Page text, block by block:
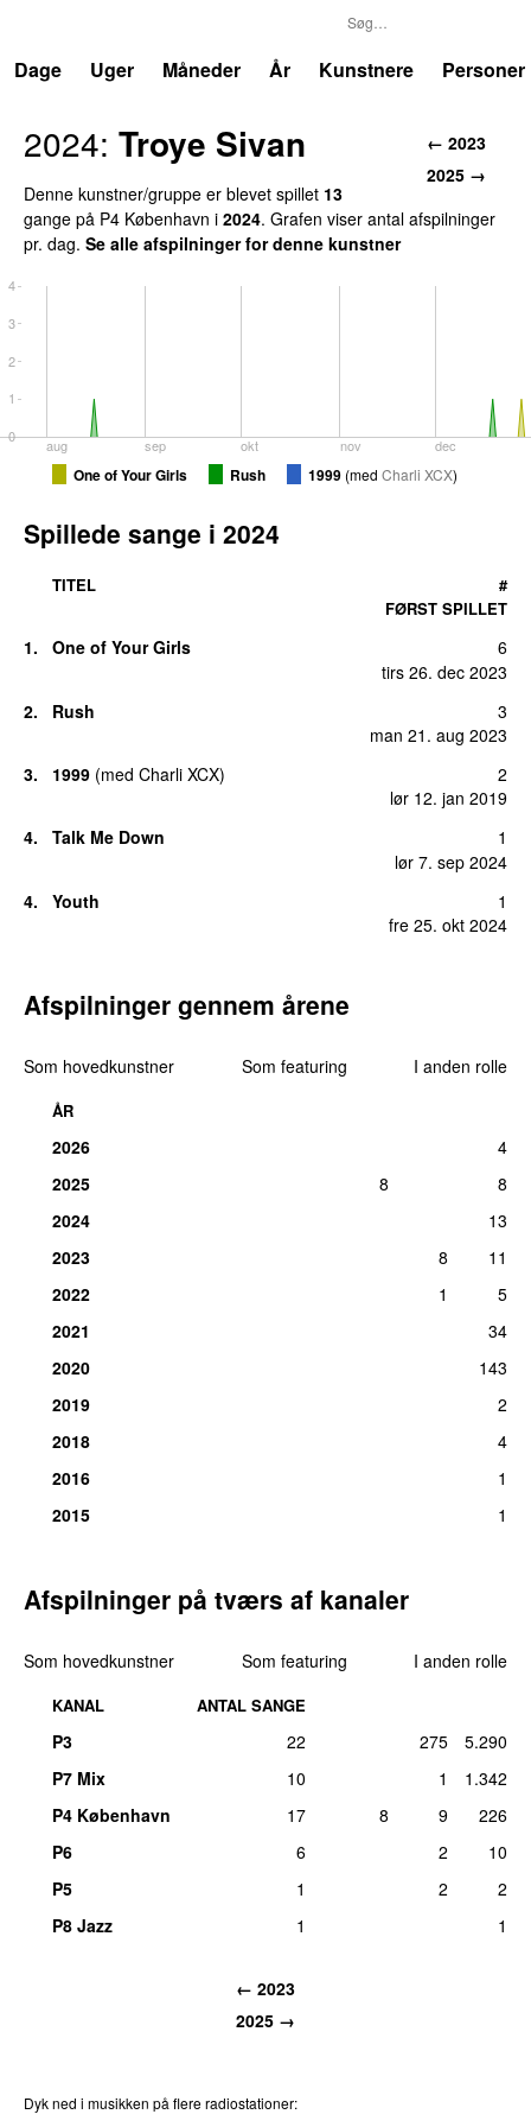
Dage
Uger Måneder År Kunstnere Personer
← 2023
2025 →
2024: Troye Sivan
Denne kunstner/gruppe er blevet spillet 13
gange på P4 København i 2024. Grafen viser antal afspilninger
pr. dag. Se alle afspilninger for denne kunstner
aug sep okt nov dec
0
1
2
3
4
One of Your Girls Rush 1999 (med Charli XCX)
Spillede sange i 2024
TITEL
FØRST SPILLET
#
1.
One of Your Girls
tirs 26. dec 2023
6
2.
Rush
man 21. aug 2023
3
3. 1999 (med Charli XCX)
lør 12. jan 2019
2
4.
Talk Me Down
lør 7. sep 2024
1
4.
Youth
fre 25. okt 2024
1
Afspilninger gennem årene
Som hovedkunstner Som featuring I anden rolle
ÅR
2026
4
2025
8
8
2024
13
2023
8
11
2022
1
5
2021
34
2020
143
2019
2
2018
4
2016
1
2015
1
Afspilninger på tværs af kanaler
Som hovedkunstner Som featuring I anden rolle
KANAL ANTAL SANGE
P3 22 275
5.290
P7 Mix
10 1
1.342
P4 København
17 8 9
226
P6
6 2
10
P5
1 2
2
P8 Jazz
1 1
← 2023
2025 →
Dyk ned i musikken på flere radiostationer: